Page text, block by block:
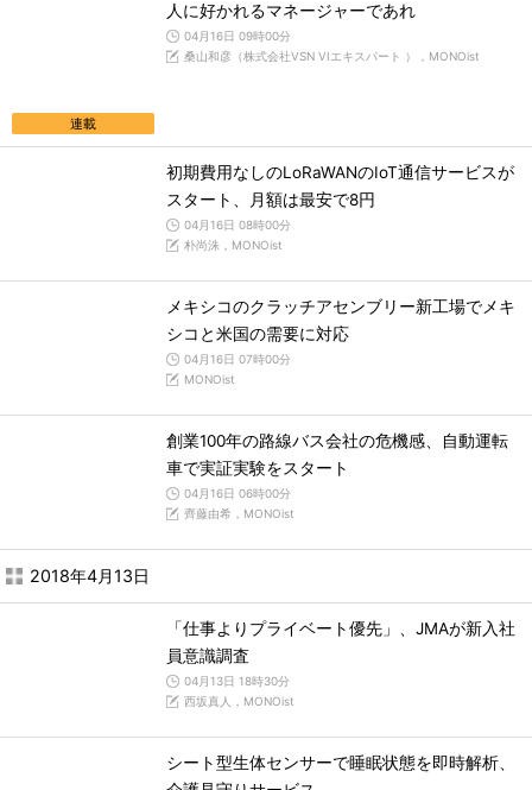
連載
人に好かれるマネージャーであれ
04月16日 09時00分
桑山和彦（株式会社VSN VIエキスパート ），MONOist
初期費用なしのLoRaWANのIoT通信サービスが
スタート、月額は最安で8円
04月16日 08時00分
朴尚洙，MONOist
メキシコのクラッチアセンブリー新工場でメキ
シコと米国の需要に対応
04月16日 07時00分
MONOist
創業100年の路線バス会社の危機感、自動運転
車で実証実験をスタート
04月16日 06時00分
齊藤由希，MONOist
2018年4月13日
「仕事よりプライベート優先」、JMAが新入社
員意識調査
04月13日 18時30分
西坂真人，MONOist
シート型生体センサーで睡眠状態を即時解析、